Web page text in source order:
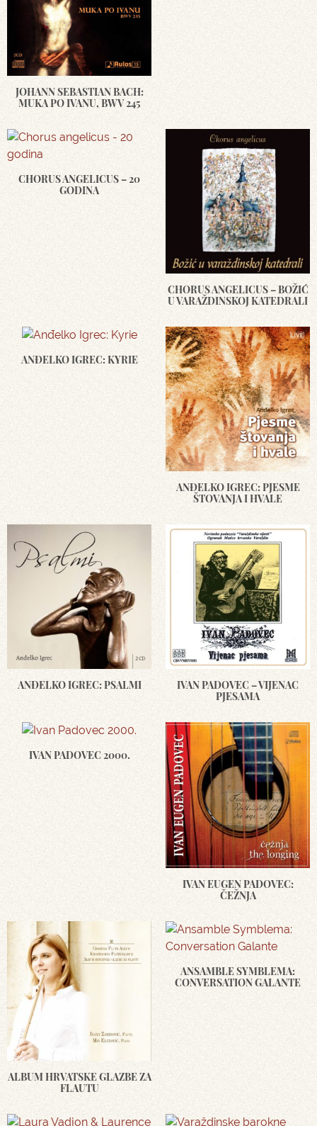
JOHANN SEBASTIAN BACH:
MUKA PO IVANU, BWV 245
CHORUS ANGELICUS – 20
GODINA
CHORUS ANGELICUS – BOŽIĆ
U VARAŽDINSKOJ KATEDRALI
ANĐELKO IGREC: KYRIE
ANĐELKO IGREC: PJESME
ŠTOVANJA I HVALE
ANĐELKO IGREC: PSALMI
IVAN PADOVEC – VIJENAC
PJESAMA
IVAN PADOVEC 2000.
IVAN EUGEN PADOVEC:
ČEŽNJA
ALBUM HRVATSKE GLAZBE ZA
FLAUTU
ANSAMBLE SYMBLEMA:
CONVERSATION GALANTE